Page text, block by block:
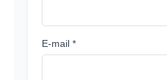
E-mail *